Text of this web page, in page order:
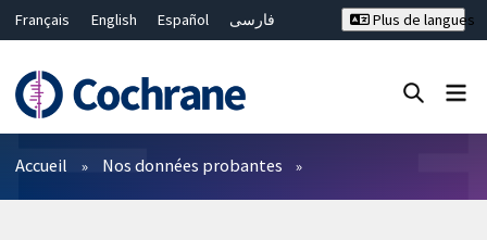
Français English Español
فارسی
Bahasa Malaysia
ไทย
繁體中文
简体中文
Plus de langues
Filtres
Accueil Nos données probantes